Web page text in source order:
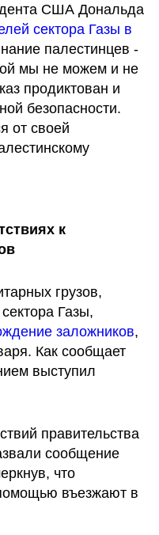
США Дональда
сектора Газы в
палестинцев -
мы не можем и не
продиктован и
безопасности.
от своей
к
грузов,
Газы,
заложников,
Как сообщает
выступил
правительства
сообщение
что
въезжают в